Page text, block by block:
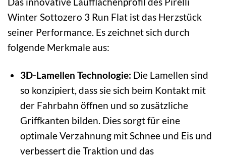
Winter Sottozero 3 Run Flat ist das Herzstück
seiner Performance. Es zeichnet sich durch
folgende Merkmale aus:
3D-Lamellen Technologie: Die Lamellen sind
so konzipiert, dass sie sich beim Kontakt mit
der Fahrbahn öffnen und so zusätzliche
Griffkanten bilden. Dies sorgt für eine
optimale Verzahnung mit Schnee und Eis und
verbessert die Traktion und das